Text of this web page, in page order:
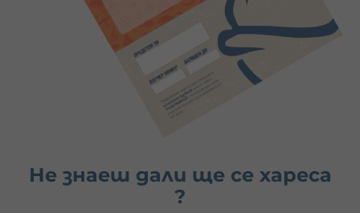
Не знаеш дали ще се хареса
?